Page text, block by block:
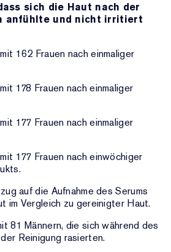
sich die Haut nach der
anfühlte und nicht irritiert
162 Frauen nach einmaliger
178 Frauen nach einmaliger
177 Frauen nach einmaliger
177 Frauen nach einwöchiger
auf die Aufnahme des Serums
im Vergleich zu gereinigter Haut.
81 Männern, die sich während des
Reinigung rasierten.